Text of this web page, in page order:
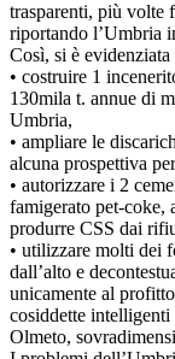
trasparenti, più volte
riportando l’Umbria
Così, si è evidenziata
• costruire 1
130mila t. annue di
Umbria,
• ampliare le
alcuna prospettiva
• autorizzare i 2
famigerato pet-coke,
produrre CSS dai
• utilizzare molti dei
dall’alto e
unicamente al
cosiddette
Olmeto,